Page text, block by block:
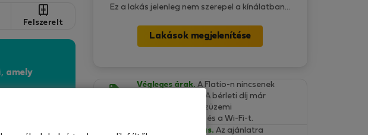
Felszerelt
amely
Ez a lakás jelenleg nem szerepel a kínálatban...
Lakások megjelenítése
Végleges árak. A Flatio-n nincsenek
rejtett költségek. A bérleti díj már
tartalmazza a közüzemi
szolgáltatásokat és a Wi-Fi-t.
Ingyenes lemondás. Az ajánlatra